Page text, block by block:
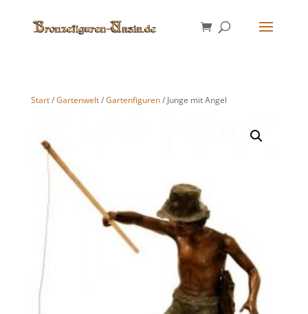
Start/Gartenwelt/Gartenfiguren/ Junge mit Angel